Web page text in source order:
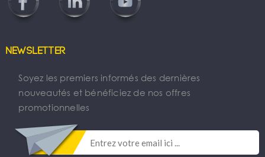
Newsletter
Soyez les premiers informés des dernières
nouveautés et bénéficiez de nos offres
promotionnelles